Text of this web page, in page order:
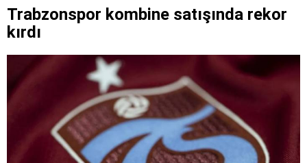
Trabzonspor kombine satışında rekor
kırdı